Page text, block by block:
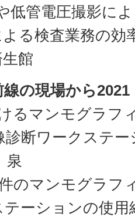
低管電圧撮影に
よる検査業務の効
館
の現場から2021
るマンモグラフ
診断ワークステ
泉
のマンモグラフ
ーションの使用